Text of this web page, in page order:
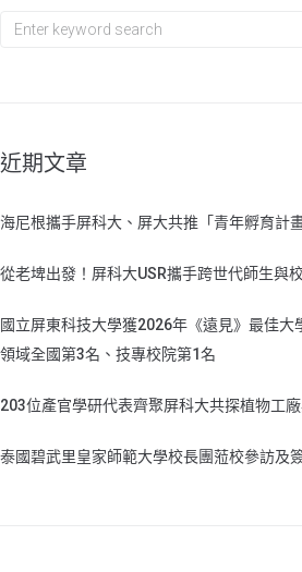
近期文章
海尼根攜手屏科大、屏大共推「青年孵育計畫
從老埤出發！屏科大USR攜手跨世代師生與
國立屏東科技大學獲2026年《遠見》最佳大
領域全國第3名、技專校院第1名
203位產官學研代表齊聚屏科大共探植物工
泰國碧武里皇家師範大學校長團蒞校參訪及